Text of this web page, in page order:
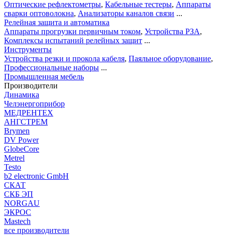
Оптические рефлектометры, Кабельные тестеры, Аппараты
сварки оптоволокна, Анализаторы каналов связи ...
Релейная защита и автоматика
Аппараты прогрузки первичным током, Устройства РЗА,
Комплексы испытаний релейных защит ...
Инструменты
Устройства резки и прокола кабеля, Паяльное оборудование,
Профессиональные наборы ...
Промышленная мебель
Производители
Динамика
Челэнергоприбор
МЕДРЕНТЕХ
АНГСТРЕМ
Brymen
DV Power
GlobeCore
Metrel
Testo
b2 electronic GmbH
СКАТ
СКБ ЭП
NORGAU
ЭКРОС
Mastech
все производители